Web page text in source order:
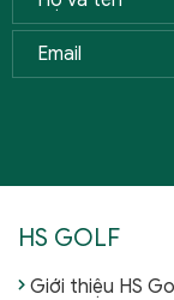
HS GOLF
Giới thiệu HS